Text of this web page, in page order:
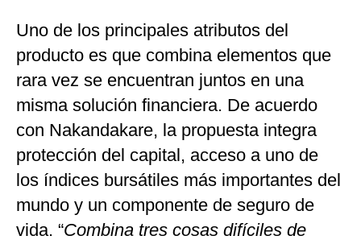
Uno de los principales atributos del
producto es que combina elementos que
rara vez se encuentran juntos en una
misma solución financiera. De acuerdo
con Nakandakare, la propuesta integra
protección del capital, acceso a uno de
los índices bursátiles más importantes del
mundo y un componente de seguro de
vida. “Combina tres cosas difíciles de